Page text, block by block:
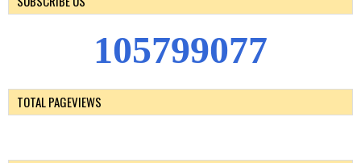
105799077
TOTAL PAGEVIEWS